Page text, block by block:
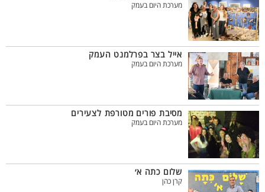
מערכת היום בעמק
אייל בצר בפרלמנט העמק
מערכת היום בעמק
מסיבת פורים מטורפת לצעירים
מערכת היום בעמק
שלום כתה א׳
קרן כהן